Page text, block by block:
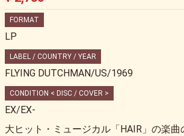
FORMAT
LP
LABEL / COUNTRY / YEAR
FLYING DUTCHMAN/US/1969
CONDITION < DISC / COVER >
EX/EX-
大ヒット・ミュージカル「HAIR」の楽